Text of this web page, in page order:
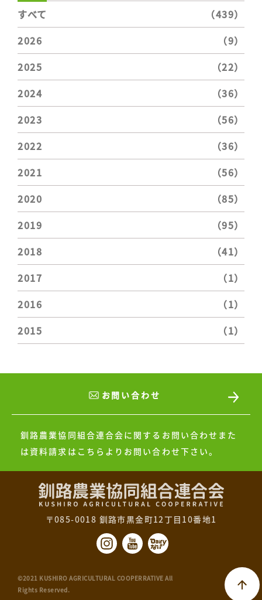
すべて
（439）
2026
（9）
2025
（22）
2024
（36）
2023
（56）
2022
（36）
2021
（56）
2020
（85）
2019
（95）
2018
（41）
2017
（1）
2016
（1）
2015
（1）
お問い合わせ
釧路農業協同組合連合会に関するお問い合わせまた
は資料請求はこちらよりお問い合わせ下さい。
〒085-0018 釧路市黒金町12丁目10番地1
©2021 KUSHIRO AGRICULTURAL COOPERRATIVE All
Rights Reserved.